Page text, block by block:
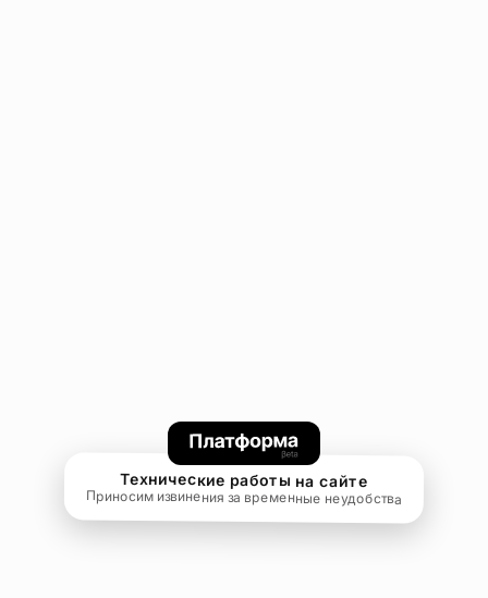
Технические работы на сайте
Приносим извинения за временные неудобства